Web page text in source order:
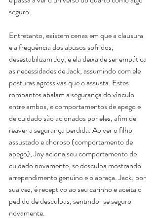
seguro.
Entretanto, existem cenas em que a clausura
e a frequência dos abusos sofridos,
desestabilizam Joy, e ela deixa de ser empática
as necessidades de Jack, assumindo com ele
posturas agressivas que o assusta. Estes
rompantes abalam a segurança do vínculo
entre ambos, e comportamentos de apego e
de cuidado são acionados por eles, afim de
reaver a segurança perdida. Ao ver o filho
assustado e choroso (comportamento de
apego), Joy aciona seu comportamento de
cuidado novamente, se desculpa mostrando
arrependimento genuíno e o abraça. Jack, por
sua vez, é receptivo ao seu carinho e aceita o
pedido de desculpas, sentindo-se seguro
novamente.